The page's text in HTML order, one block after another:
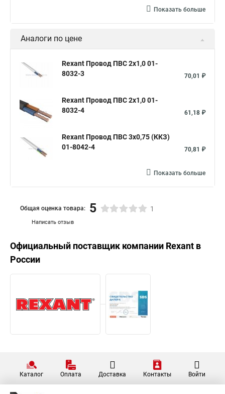
Показать больше
Аналоги по цене
Rexant Провод ПВС 2х1,0 01-
8032-3
70,01 ₽
Rexant Провод ПВС 2х1,0 01-
8032-4
61,18 ₽
Rexant Провод ПВС 3х0,75 (ККЗ)
01-8042-4
70,81 ₽
Показать больше
Написать отзыв
Общая оценка товара: 5 1
Официальный поставщик компании Rexant в
России
Каталог Оплата Доставка Контакты Войти